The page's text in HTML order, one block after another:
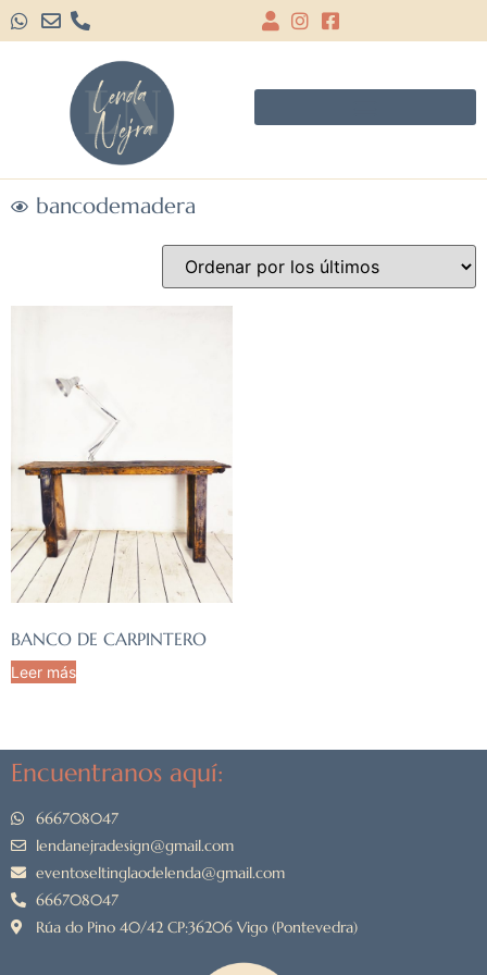
bancodemadera
BANCO DE CARPINTERO
Leer más
Encuentranos aquí:
666708047
lendanejradesign@gmail.com
eventoseltinglaodelenda@gmail.com
666708047
Rúa do Pino 40/42 CP:36206 Vigo (Pontevedra)